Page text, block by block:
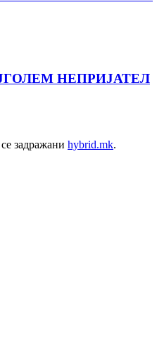
НЕПРИЈАТЕЛ
задражани hybrid.mk.